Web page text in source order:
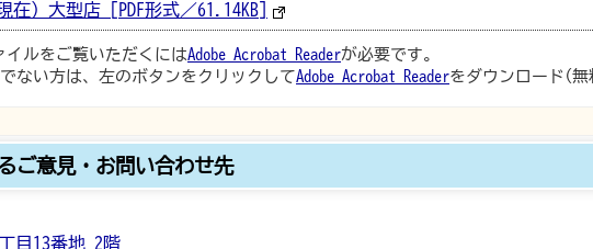
）大型店 [PDF形式／61.14KB]
イルをご覧いただくにはAdobe Acrobat Readerが必要です。
ない方は、左のボタンをクリックしてAdobe Acrobat Readerをダウンロード(無
ご意見・お問い合わせ先
目13番地 2階